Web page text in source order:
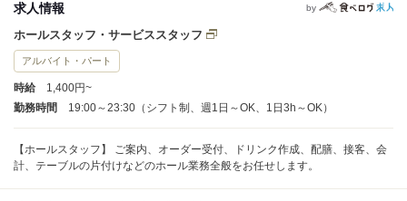
求人情報 by
ホールスタッフ・サービススタッフ
アルバイト・パート
時給
1,400円~
勤務時間
19:00～23:30（シフト制、週1日～OK、1日3h～OK）
【ホールスタッフ】 ご案内、オーダー受付、ドリンク作成、配膳、接客、会
計、テーブルの片付けなどのホール業務全般をお任せします。